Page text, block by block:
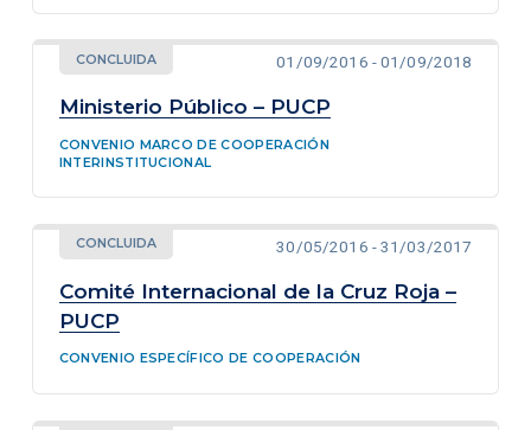
CONCLUIDA 01/09/2016 - 01/09/2018
Ministerio Público – PUCP
CONVENIO MARCO DE COOPERACIÓN
INTERINSTITUCIONAL
CONCLUIDA 30/05/2016 - 31/03/2017
Comité Internacional de la Cruz Roja –
PUCP
CONVENIO ESPECÍFICO DE COOPERACIÓN